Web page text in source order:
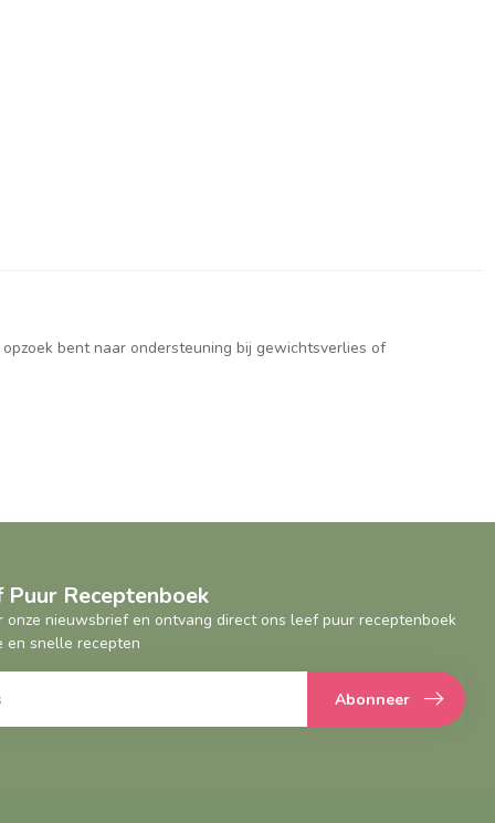
bent naar ondersteuning bij gewichtsverlies of
Puur Receptenboek
onze nieuwsbrief en ontvang direct ons leef puur receptenboek
en snelle recepten
Abonneer